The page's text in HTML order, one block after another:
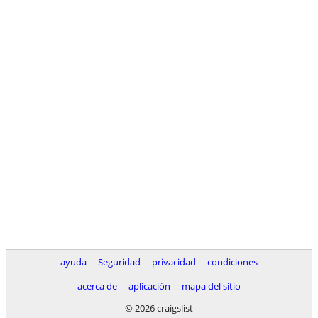
ayuda Seguridad privacidad
condiciones
acerca de
aplicación
mapa del sitio
© 2026 craigslist